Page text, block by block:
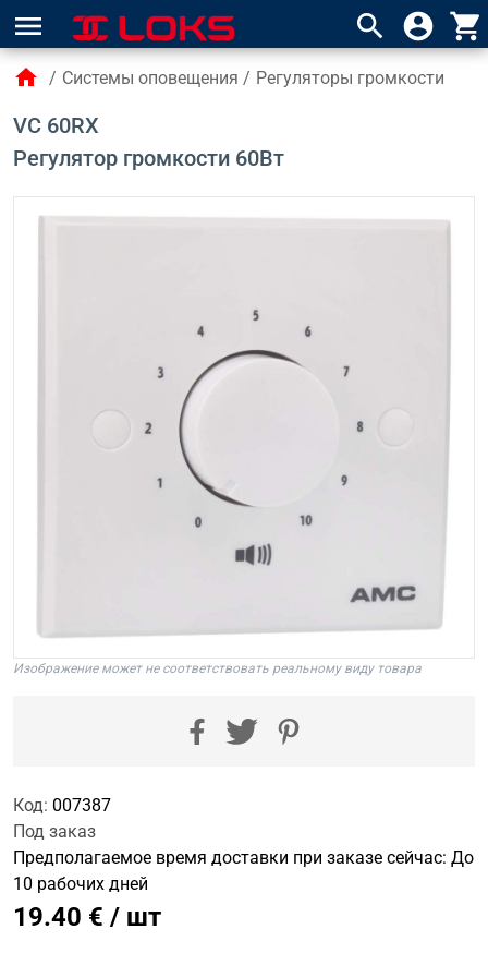
menu search account_circle shopping_cart
home / Системы оповещения / Регуляторы громкости
VC 60RX
Регулятор громкости 60Вт
Изображение может не соответствовать реальному виду товара
Код: 007387
Под заказ
Предполагаемое время доставки при заказе сейчас: До
10 рабочих дней
19.40 € / шт